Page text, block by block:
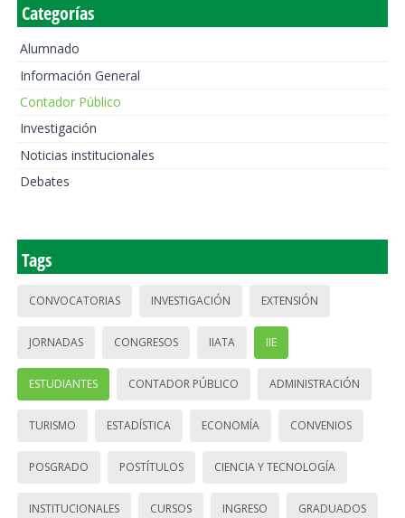
Categorías
Alumnado
Información General
Contador Público
Investigación
Noticias institucionales
Debates
Tags
CONVOCATORIAS INVESTIGACIÓN EXTENSIÓN
JORNADAS CONGRESOS IIATA IIE
ESTUDIANTES CONTADOR PÚBLICO ADMINISTRACIÓN
TURISMO ESTADÍSTICA ECONOMÍA CONVENIOS
POSGRADO POSTÍTULOS CIENCIA Y TECNOLOGÍA
INSTITUCIONALES CURSOS INGRESO GRADUADOS